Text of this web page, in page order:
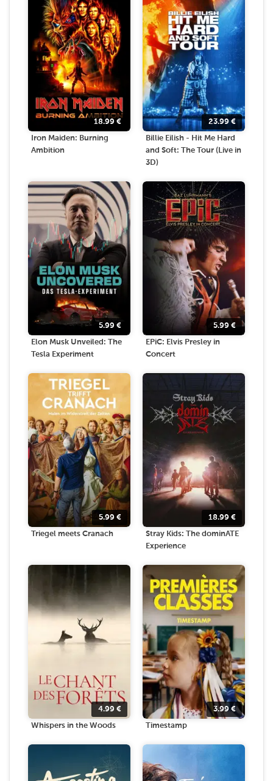
18.99 €
Iron Maiden: Burning
Ambition
23.99€
Billie Eilish - Hit Me Hard
and Soft: The Tour (Live in
3D)
5.99 €
Elon Musk Unveiled: The
Tesla Experiment
5.99 €
EPiC: Elvis Presley in
Concert
5.99 €
Triegel meets Cranach
18.99 €
Stray Kids: The dominATE
Experience
4.99 €
Whispers in the Woods
3.99€
Timestamp